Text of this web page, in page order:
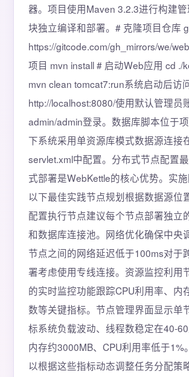
器。项目使用Maven 3.2.3进行构建
块独立编译和部署。# 克隆项目仓库
https://gitcode.com/gh_mirrors/we/
项目 mvn install # 启动Web应用 cd ./
mvn clean tomcat7:run系统启动后访
http://localhost:8080/使用默认管理员
admin/admin登录。数据库脚本位于
下系统采用单资源库模式数据源连接
servlet.xml中配置。分布式节点配置
式部署是WebKettle的核心优势。实
以下最佳实践节点规划根据数据源位
配置执行节点建议每个节点部署独立
和数据库连接池。网络优化确保中央
节点之间的网络延迟低于100ms对于
署考虑使用专线连接。资源监控利用
的实时监控功能跟踪CPU利用率、内
数等关键指标。节点管理界面显示单
标系统负载波动、线程数稳定在40-
内存约3000MB、CPU利用率低于1%
以根据这些指标动态调整任务分配策